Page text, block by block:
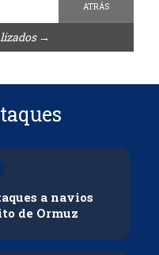
ATRÁS
→
a navios
de Ormuz